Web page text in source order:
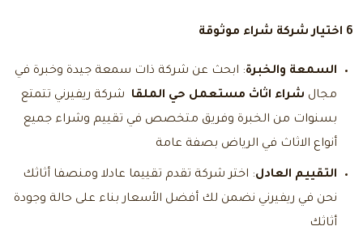
6 اختيار شركة شراء موثوقة
السمعة والخبرة: ابحث عن شركة ذات سمعة جيدة وخبرة في
مجال شراء اثاث مستعمل حي الملقا شركة ريفيرني تتمتع
بسنوات من الخبرة وفريق متخصص في تقييم وشراء جميع
أنواع الاثاث في الرياض بصفة عامة
التقييم العادل: اختر شركة تقدم تقييما عادلا ومنصفا أثاثك
نحن في ريفيرني نضمن لك أفضل الأسعار بناء على حالة وجودة
أثاثك